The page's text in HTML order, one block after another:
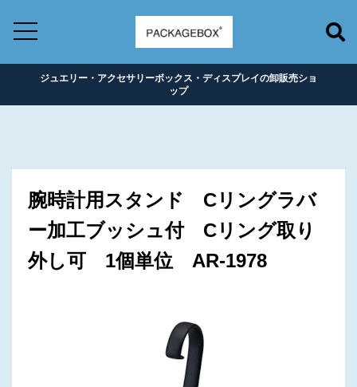
ジュエリー・アクセサリーボックス・ディスプレイの卸販売ショ
ップ
腕時計用スタンド Cリングラバ
ー加工ブッシュ付 Cリング取り
外し可 1個単位 AR-1978